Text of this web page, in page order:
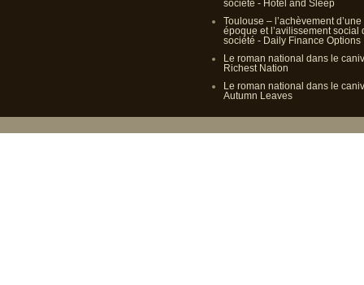
société - Hotel and Sleep
Toulouse – l’achèvement d’une
époque et l’avilissement social
société - Daily Finance Options
Le roman national dans le
Richest Nation
Le roman national dans le
Autumn Leaves